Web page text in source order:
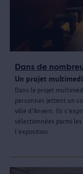
Dans de
Un projet
Dans le projet
personnes jettent un
ville d'Anvers. Ils
sélectionnées parmi
l'exposition.